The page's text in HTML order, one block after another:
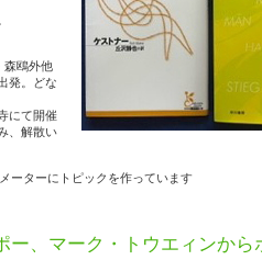
森鴎外他
発。どな
にて開催
、解散い
ーターにトピックを作っています
、マーク・トウエィンから